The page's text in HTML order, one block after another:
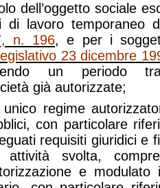
dell’oggetto sociale
di lavoro temporaneo
n. 196, e per i
23 dicembre
un periodo
già autorizzate;
regime
con particolare
requisiti giuridici e
svolta,
e